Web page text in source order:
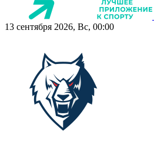
13 сентября 2026, Вс, 00:00